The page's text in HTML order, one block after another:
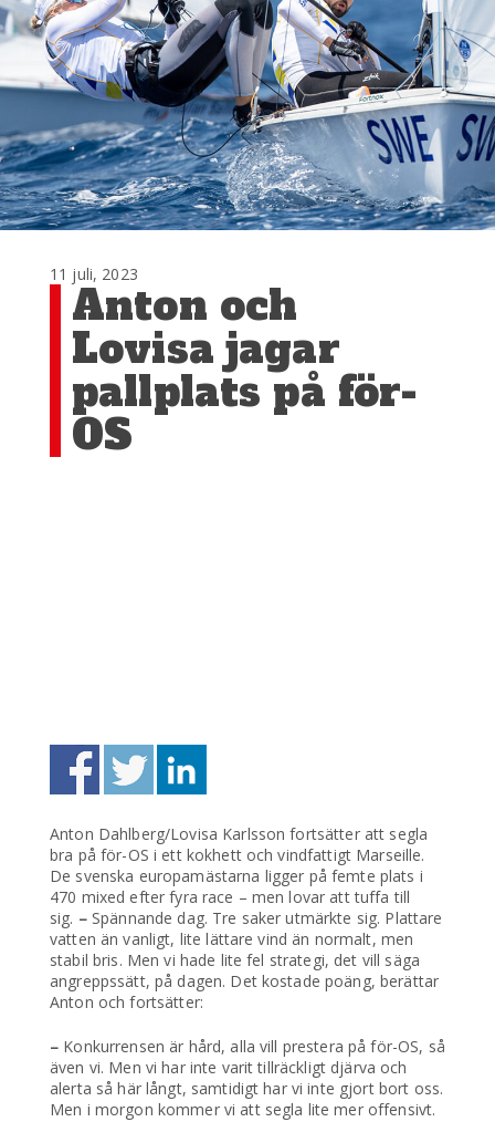
11 juli, 2023
Anton och
Lovisa jagar
pallplats på för-
OS
Anton Dahlberg/Lovisa Karlsson fortsätter att segla
bra på för-OS i ett kokhett och vindfattigt Marseille.
De svenska europamästarna ligger på femte plats i
470 mixed efter fyra race – men lovar att tuffa till
sig. –Spännande dag. Tre saker utmärkte sig. Plattare
vatten än vanligt, lite lättare vind än normalt, men
stabil bris. Men vi hade lite fel strategi, det vill säga
angreppssätt, på dagen. Det kostade poäng, berättar
Anton och fortsätter:
– Konkurrensen är hård, alla vill prestera på för-OS, så
även vi. Men vi har inte varit tillräckligt djärva och
alerta så här långt, samtidigt har vi inte gjort bort oss.
Men i morgon kommer vi att segla lite mer offensivt.